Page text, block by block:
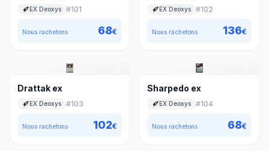
EX Deoxys #101
Nous rachetons 68€
EX Deoxys #102
Nous rachetons 136€
Drattak ex
EX Deoxys #103
Nous rachetons 102€
Sharpedo ex
EX Deoxys #104
Nous rachetons 68€